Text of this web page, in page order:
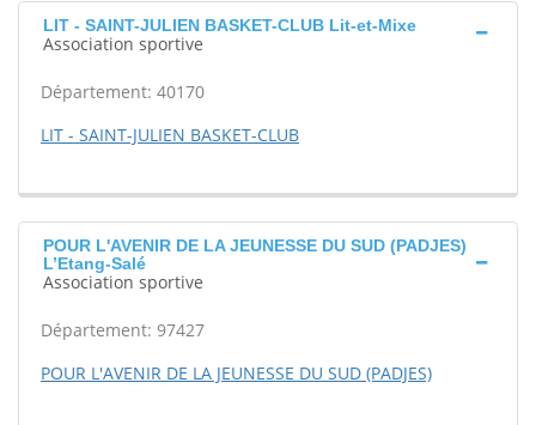
LIT - SAINT-JULIEN BASKET-CLUB Lit-et-Mixe
Association sportive
Département: 40170
LIT - SAINT-JULIEN BASKET-CLUB
POUR L'AVENIR DE LA JEUNESSE DU SUD (PADJES)
L’Etang-Salé
Association sportive
Département: 97427
POUR L'AVENIR DE LA JEUNESSE DU SUD (PADJES)